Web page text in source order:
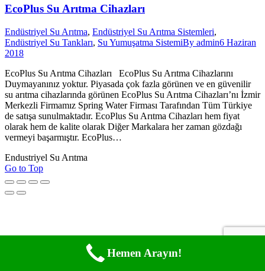
EcoPlus Su Arıtma Cihazları
Endüstriyel Su Arıtma, Endüstriyel Su Arıtma Sistemleri,
Endüstriyel Su Tankları, Su Yumuşatma SistemiBy admin6 Haziran
2018
EcoPlus Su Arıtma Cihazları EcoPlus Su Arıtma Cihazlarını
Duymayanınız yoktur. Piyasada çok fazla görünen ve en güvenilir
su arıtma cihazlarında görünen EcoPlus Su Arıtma Cihazları’nı İzmir
Merkezli Firmamız Spring Water Firması Tarafından Tüm Türkiye
de satışa sunulmaktadır. EcoPlus Su Arıtma Cihazları hem fiyat
olarak hem de kalite olarak Diğer Markalara her zaman gözdağı
vermeyi başarmıştır. EcoPlus…
Endustriyel Su Arıtma
Go to Top
Hemen Arayın!